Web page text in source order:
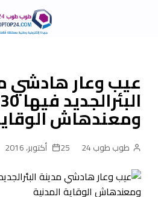
عيب وعار هادشي
ومعندهاش
طوب طوب 24 25 أكتوبر، 2016